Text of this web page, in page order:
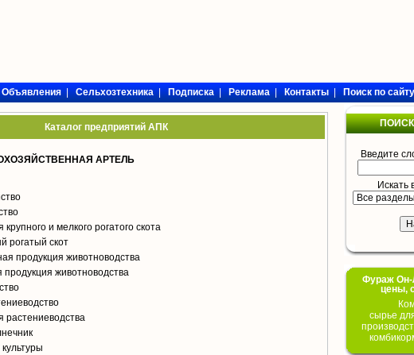
Объявления|Сельхозтехника|Подписка|Реклама|Контакты|Поиск по сайту
Каталог предприятий АПК
АРТЕЛЬ
крупного и мелкого рогатого скота
рогатый скот
продукция животноводства
продукция животноводства
растениеводства
Введите
Искать
Фураж Он-
цены,
сырье